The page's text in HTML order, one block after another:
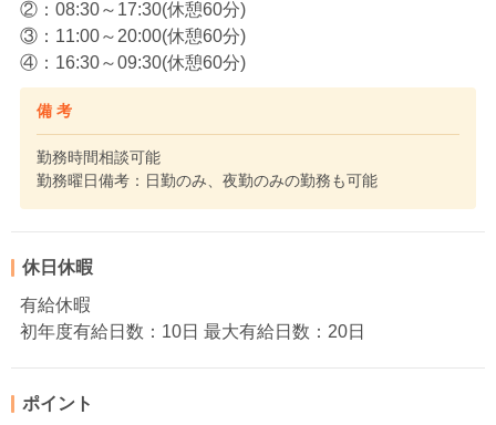
②：08:30～17:30(休憩60分)
③：11:00～20:00(休憩60分)
④：16:30～09:30(休憩60分)
備 考
勤務時間相談可能
勤務曜日備考：日勤のみ、夜勤のみの勤務も可能
休日休暇
有給休暇
初年度有給日数：10日 最大有給日数：20日
ポイント